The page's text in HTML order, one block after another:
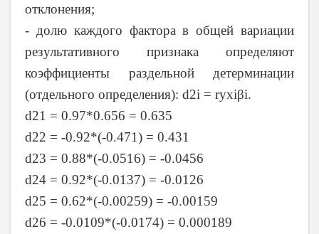
отклонения;
- долю каждого фактора в общей вариации
результативного признака определяют
коэффициенты раздельной детерминации
(отдельного определения): d2i = ryxiβi.
d21 = 0.97*0.656 = 0.635
d22 = -0.92*(-0.471) = 0.431
d23 = 0.88*(-0.0516) = -0.0456
d24 = 0.92*(-0.0137) = -0.0126
d25 = 0.62*(-0.00259) = -0.00159
d26 = -0.0109*(-0.0174) = 0.000189